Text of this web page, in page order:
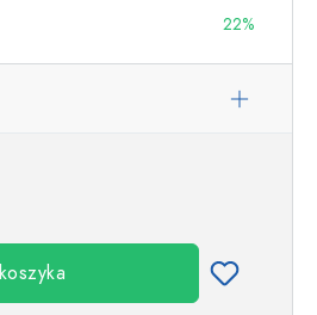
22%